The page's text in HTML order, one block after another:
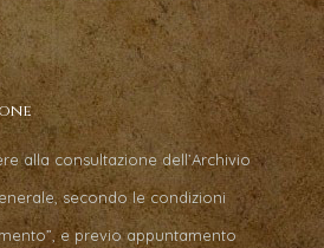
alla consultazione dell’Archivio
secondo le condizioni
e previo appuntamento